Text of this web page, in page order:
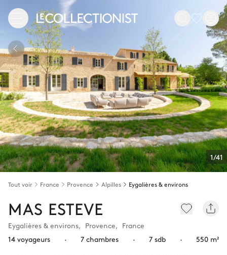
1/41
Tout voir France Provence Alpilles Eygalières & environs
MAS ESTEVE
Eygalières & environs, Provence, France
14 voyageurs
· 7 chambres · 7 sdb · 550 m²